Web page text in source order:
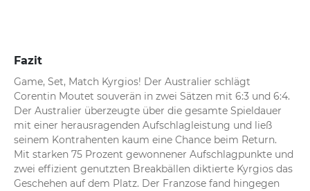
Fazit
Game, Set, Match Kyrgios! Der Australier schlägt
Corentin Moutet souverän in zwei Sätzen mit 6:3 und 6:4.
Der Australier überzeugte über die gesamte Spieldauer
mit einer herausragenden Aufschlagleistung und ließ
seinem Kontrahenten kaum eine Chance beim Return.
Mit starken 75 Prozent gewonnener Aufschlagpunkte und
zwei effizient genutzten Breakbällen diktierte Kyrgios das
Geschehen auf dem Platz. Der Franzose fand hingegen